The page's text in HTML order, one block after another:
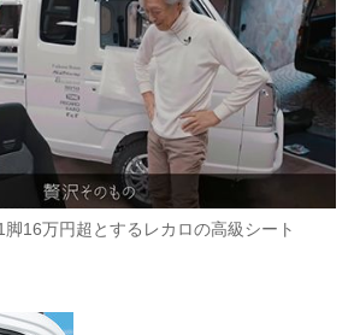
16万円超とするレカロの高級シート